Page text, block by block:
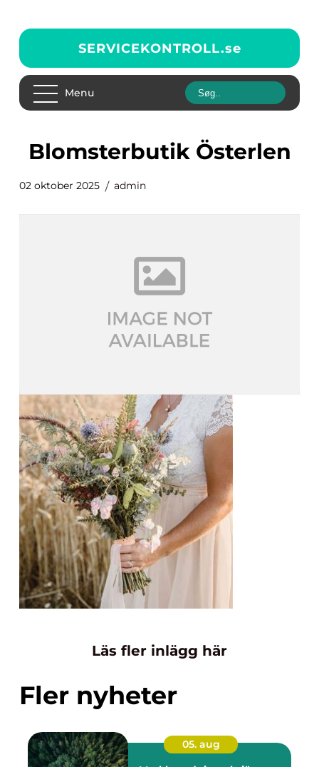
SERVICEKONTROLL.se
Menu
blomsterbutik Österlen
02 oktober 2025 admin
Läs fler inlägg här
Fler nyheter
05. aug